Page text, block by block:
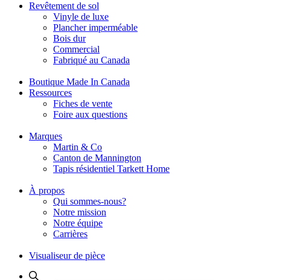
Revêtement de sol
Vinyle de luxe
Plancher imperméable
Bois dur
Commercial
Fabriqué au Canada
Boutique Made In Canada
Ressources
Fiches de vente
Foire aux questions
Marques
Martin & Co
Canton de Mannington
Tapis résidentiel Tarkett Home
À propos
Qui sommes-nous?
Notre mission
Notre équipe
Carrières
Visualiseur de pièce